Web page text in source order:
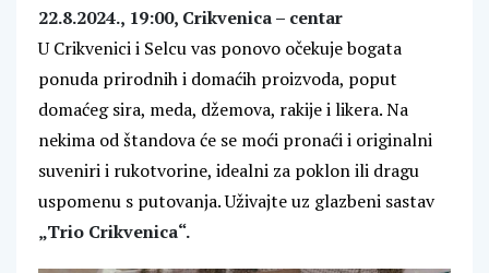
22.8.2024., 19:00, Crikvenica – centar
U Crikvenici i Selcu vas ponovo očekuje bogata
ponuda prirodnih i domaćih proizvoda, poput
domaćeg sira, meda, džemova, rakije i likera. Na
nekima od štandova će se moći pronaći i originalni
suveniri i rukotvorine, idealni za poklon ili dragu
uspomenu s putovanja. Uživajte uz glazbeni sastav
„Trio Crikvenica“.